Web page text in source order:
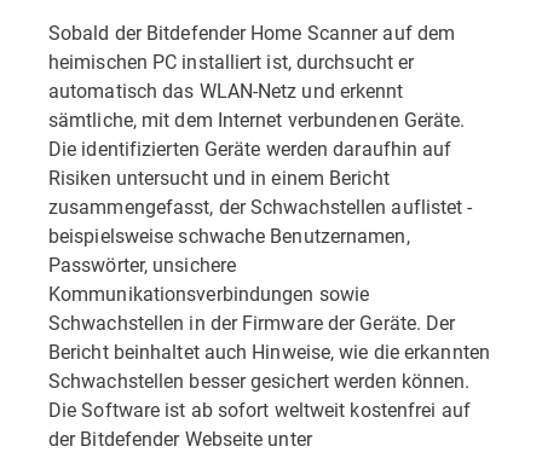
Sobald der Bitdefender Home Scanner auf dem
heimischen PC installiert ist, durchsucht er
automatisch das WLAN-Netz und erkennt
sämtliche, mit dem Internet verbundenen Geräte.
Die identifizierten Geräte werden daraufhin auf
Risiken untersucht und in einem Bericht
zusammengefasst, der Schwachstellen auflistet -
beispielsweise schwache Benutzernamen,
Passwörter, unsichere
Kommunikationsverbindungen sowie
Schwachstellen in der Firmware der Geräte. Der
Bericht beinhaltet auch Hinweise, wie die erkannten
Schwachstellen besser gesichert werden können.
Die Software ist ab sofort weltweit kostenfrei auf
der Bitdefender Webseite unter